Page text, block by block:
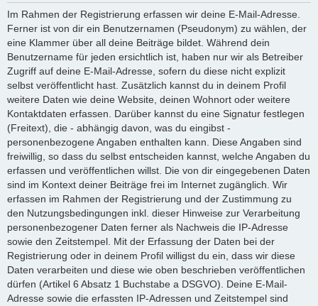
Im Rahmen der Registrierung erfassen wir deine E-Mail-Adresse.
Ferner ist von dir ein Benutzernamen (Pseudonym) zu wählen, der
eine Klammer über all deine Beiträge bildet. Während dein
Benutzername für jeden ersichtlich ist, haben nur wir als Betreiber
Zugriff auf deine E-Mail-Adresse, sofern du diese nicht explizit
selbst veröffentlicht hast. Zusätzlich kannst du in deinem Profil
weitere Daten wie deine Website, deinen Wohnort oder weitere
Kontaktdaten erfassen. Darüber kannst du eine Signatur festlegen
(Freitext), die - abhängig davon, was du eingibst -
personenbezogene Angaben enthalten kann. Diese Angaben sind
freiwillig, so dass du selbst entscheiden kannst, welche Angaben du
erfassen und veröffentlichen willst. Die von dir eingegebenen Daten
sind im Kontext deiner Beiträge frei im Internet zugänglich. Wir
erfassen im Rahmen der Registrierung und der Zustimmung zu
den Nutzungsbedingungen inkl. dieser Hinweise zur Verarbeitung
personenbezogener Daten ferner als Nachweis die IP-Adresse
sowie den Zeitstempel. Mit der Erfassung der Daten bei der
Registrierung oder in deinem Profil willigst du ein, dass wir diese
Daten verarbeiten und diese wie oben beschrieben veröffentlichen
dürfen (Artikel 6 Absatz 1 Buchstabe a DSGVO). Deine E-Mail-
Adresse sowie die erfassten IP-Adressen und Zeitstempel sind